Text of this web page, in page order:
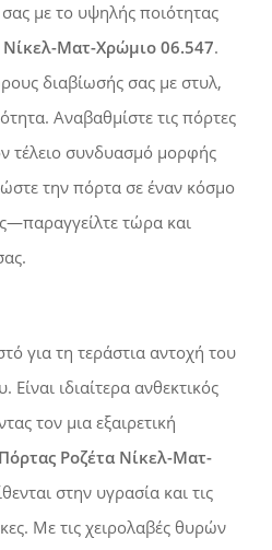
με το υψηλής ποιότητας
Ματ-Χρώμιο 06.547.
διαβίωσής σας με στυλ,
Αναβαθμίστε τις πόρτες
τέλειο συνδυασμό μορφής
την πόρτα σε έναν κόσμο
τώρα και
για τη τεράστια αντοχή του
ιδιαίτερα ανθεκτικός
τον μια εξαιρετική
Ροζέτα Νίκελ-Ματ-
στην υγρασία και τις
Με τις χειρολαβές θυρών